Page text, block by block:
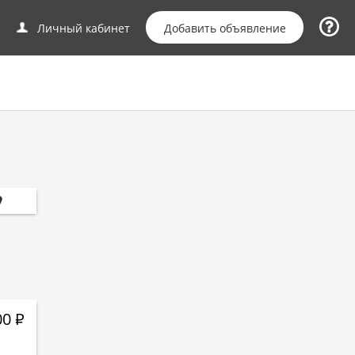
Личный кабинет Добавить объявление
Р